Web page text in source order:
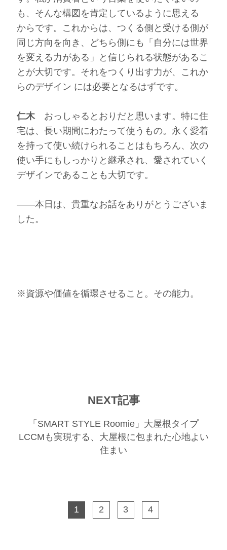
も、そんな構図を肯定しているように思える
からです。これからは、つくる側と受ける側が
同じ方向を向き、どちら側にも「自分には世界
を変える力がある」と信じられる状態があるこ
とが大切です。それをつくり出す力が、これか
らのデザイン には必要となるはずです。
仁木おっしゃるとおりだと思います。特に住
宅は、長い期間にわたって使うもの。永く愛着
を持って使い続けられることはもちろん、次の
使い手にもしっかりと継承され、愛されていく
デザインであることも大切です。
――本日は、貴重なお話をありがとうございま
した。
※資源や価値を循環させること。その能力。
1 2 3 4
NEXT記事
「SMART STYLE Roomie」大屋根タイプ
LCCMも実現する、大屋根に包まれた心地よい
住まい